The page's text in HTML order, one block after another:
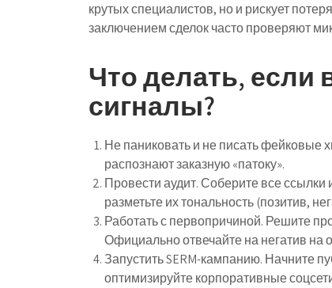
крутых специалистов, но и рискует
заключением сделок часто проверяют
Что делать, если
сигналы?
Не паниковать и не писать фейковые
распознают заказную «патоку».
Провести аудит.Соберите все ссылки
разметьте их тональность (позитив,
Работать с первопричиной. Решите
Официально отвечайте на негатив на
Запустить SERM-кампанию. Начните
оптимизируйте корпоративные